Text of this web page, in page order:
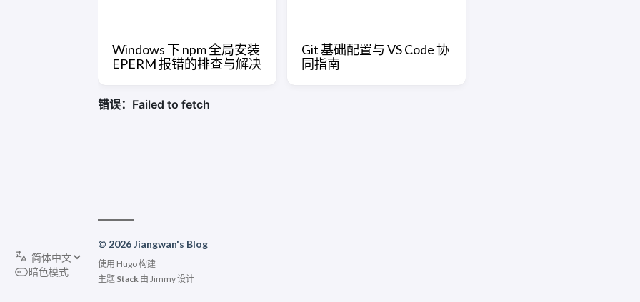
暗色模式
Windows 下 npm 全局安装
EPERM 报错的排查与解决
Git 基础配置与 VS Code 协
同指南
© 2026 Jiangwan's Blog
使用 Hugo构建
主题 Stack 由 Jimmy设计